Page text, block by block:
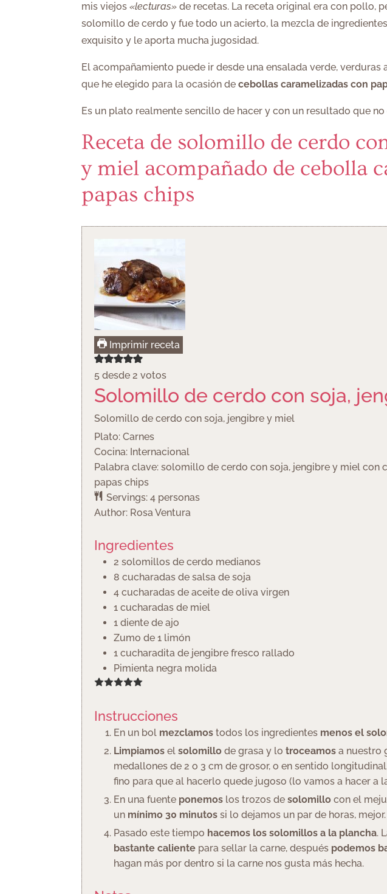
mis viejos«lecturas»de recetas. La receta original era con pollo,
solomillo de cerdo y fue todo un acierto, la mezcla de
exquisito y le aporta mucha jugosidad.
El acompañamiento puede ir desde una ensalada verde, verduras
que he elegido para la ocasión decebollas caramelizadas con
Es un plato realmente sencillo de hacer y con un resultado que
Receta de solomillo de cerdo
y miel acompañado de cebolla
papas chips
Imprimir receta
5 desde2 votos
Solomillo de cerdo con soja,
Solomillo de cerdo con soja, jengibre y miel
Plato:Carnes
Cocina: Internacional
Palabra clave:solomillo de cerdo con soja, jengibre y miel con
papas chips
Servings:4 personas
Author: Rosa Ventura
Ingredientes
2 solomillos de cerdo medianos
8 cucharadas de salsa de soja
4 cucharadas de aceite de oliva virgen
1 cucharadas de miel
1 diente de ajo
Zumo de 1 limón
1 cucharadita de jengibre fresco rallado
Pimienta negra molida
Instrucciones
En un bol mezclamostodos los ingredientes menos el
Limpiamoselsolomillode grasa y lotroceamosa nuestro
medallones de 2 o 3 cm de grosor, o en sentido
fino para que al hacerlo quede jugoso (lo vamos a hacer a
En una fuente ponemos los trozos desolomillocon el
un mínimo 30 minutossi lo dejamos un par de horas, mejor.
Pasado este tiempo hacemos los solomillos a la plancha.
bastante caliente para sellar la carne, después podemos
hagan más por dentro si la carne nos gusta más hecha.